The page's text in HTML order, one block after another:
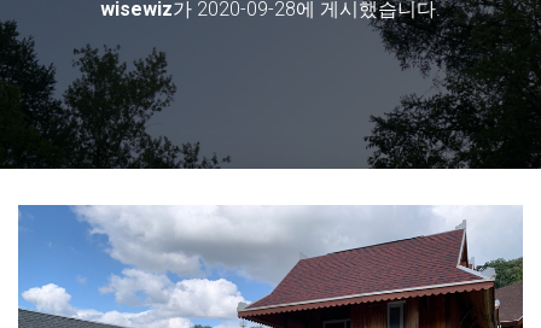
wisewiz가 2020-09-28에 게시했습니다.